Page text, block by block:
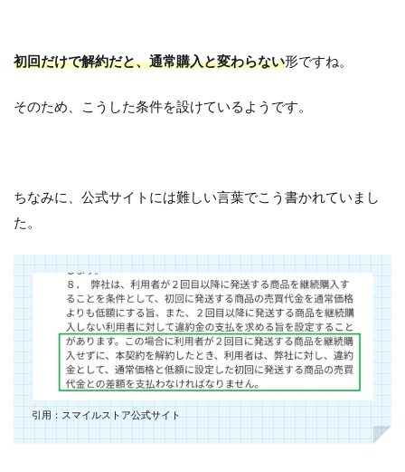
初回だけで解約だと、通常購入と変わらない形ですね。
そのため、こうした条件を設けているようです。
ちなみに、公式サイトには難しい言葉でこう書かれていまし
た。
引用：スマイルストア公式サイト